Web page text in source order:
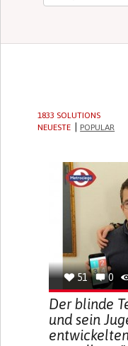
1833 SOLUTIONS
NEUESTE
POPULAR
51 0
Der blinde
und sein